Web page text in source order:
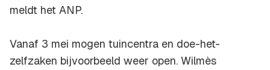
meldt het ANP.
Vanaf 3 mei mogen tuincentra en doe-het-
zelfzaken bijvoorbeeld weer open. Wilmès